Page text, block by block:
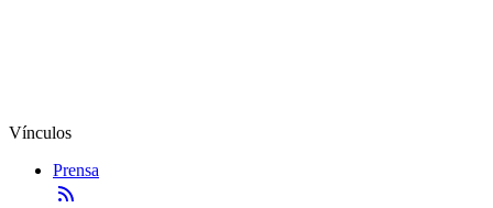
Vínculos
Prensa